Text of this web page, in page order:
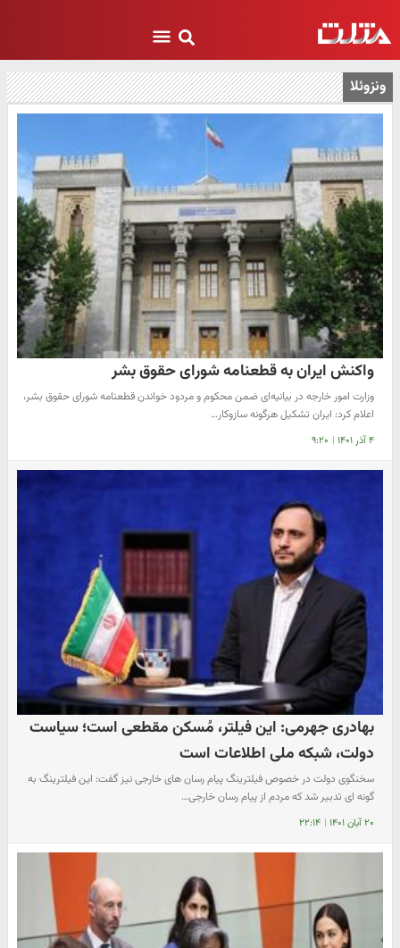
ونزوئلا
واکنش ایران به قطعنامه شورای حقوق بشر
وزارت امور خارجه در بیانیه‌ای ضمن محکوم و مردود خواندن قطعنامه شورای حقوق بشر،
اعلام کرد: ایران تشکیل هرگونه سازوکار…
۴ آذر ۱۴۰۱ | ۹:۲۰
بهادری جهرمی: این فیلتر، مُسکن مقطعی است؛ سیاست
دولت، شبکه ملی اطلاعات است
سخنگوی دولت در خصوص فیلترینگ پیام رسان های خارجی نیز گفت: این فیلترینگ به
گونه ای تدبیر شد که مردم از پیام رسان خارجی…
۲۰ آبان ۱۴۰۱ | ۲۲:۱۴